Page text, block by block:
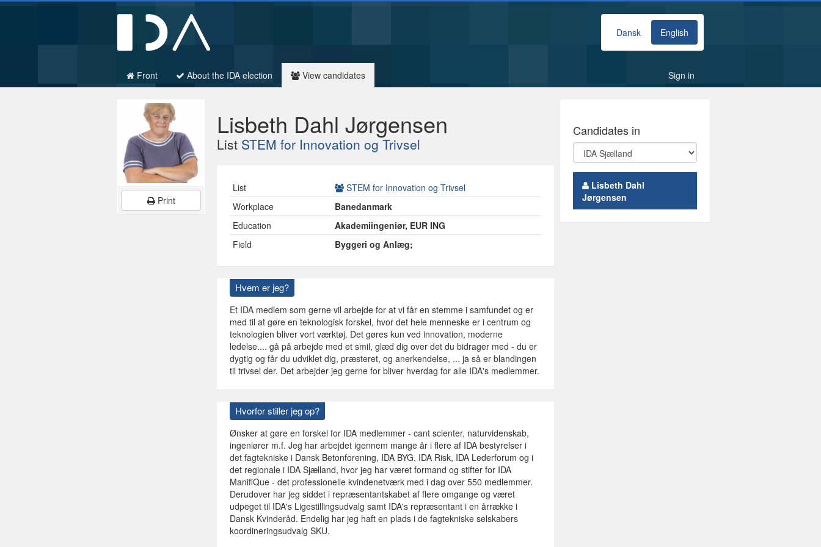
Dansk English
Front About the IDA election View candidates Sign in
Print
Lisbeth Dahl Jørgensen
List STEM for Innovation og Trivsel
List
STEM for Innovation og Trivsel
Workplace
Banedanmark
Education
Akademiingeniør, EUR ING
Field
Byggeri og Anlæg;
Hvem er jeg?
Et IDA medlem som gerne vil arbejde for at vi får en stemme i samfundet og er
med til at gøre en teknologisk forskel, hvor det hele menneske er i centrum og
teknologien bliver vort værktøj. Det gøres kun ved innovation, moderne
ledelse.... gå på arbejde med et smil, glæd dig over det du bidrager med - du er
dygtig og får du udviklet dig, præsteret, og anerkendelse, ... ja så er blandingen
til trivsel der. Det arbejder jeg gerne for bliver hverdag for alle IDA's medlemmer.
Hvorfor stiller jeg op?
Ønsker at gøre en forskel for IDA medlemmer - cant scienter, naturvidenskab,
ingeniører m.f. Jeg har arbejdet igennem mange år i flere af IDA bestyrelser i
det fagtekniske i Dansk Betonforening, IDA BYG, IDA Risk, IDA Lederforum og i
det regionale i IDA Sjælland, hvor jeg har været formand og stifter for IDA
ManifiQue - det professionelle kvindenetværk med i dag over 550 medlemmer.
Derudover har jeg siddet i repræsentantskabet af flere omgange og været
udpeget til IDA's Ligestillingsudvalg samt IDA's repræsentant i en årrække i
Dansk Kvinderåd. Endelig har jeg haft en plads i de fagtekniske selskabers
koordineringsudvalg SKU.
Candidates in
Lisbeth Dahl
Jørgensen